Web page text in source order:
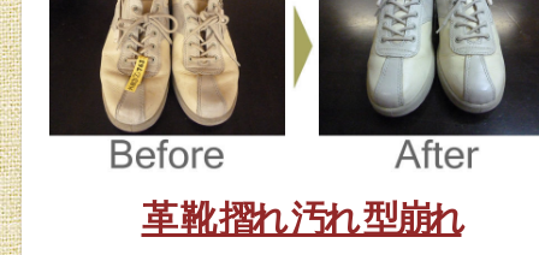
革 靴 摺れ 汚れ 型崩れ